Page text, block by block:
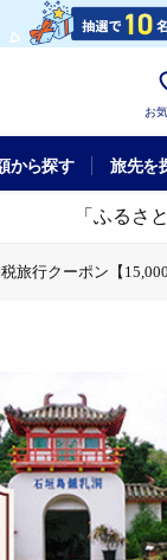
お
から探す 旅先を
「ふるさ
旅行クーポン【